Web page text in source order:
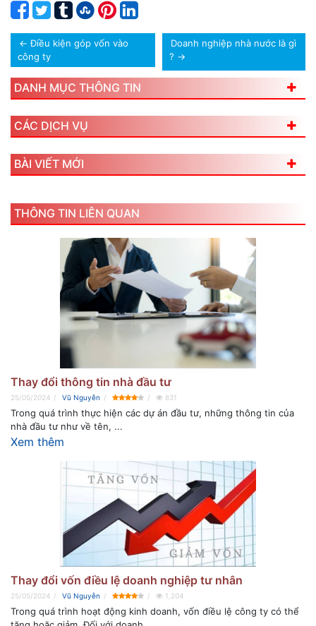
← Điều kiện góp vốn vào
công ty
Doanh nghiệp nhà nước là gì
? →
DANH MỤC THÔNG TIN
CÁC DỊCH VỤ
BÀI VIẾT MỚI
THÔNG TIN LIÊN QUAN
Thay đổi thông tin nhà đầu tư
25/05/2024 Vũ Nguyễn 831
Trong quá trình thực hiện các dự án đầu tư, những thông tin của
nhà đầu tư như về tên, ...
Xem thêm
Thay đổi vốn điều lệ doanh nghiệp tư nhân
25/05/2024 Vũ Nguyễn 1,204
Trong quá trình hoạt động kinh doanh, vốn điều lệ công ty có thể